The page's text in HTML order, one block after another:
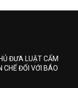
ĐƯA LUẬT CẤM
CHẾ ĐỐI VỚI BÁO